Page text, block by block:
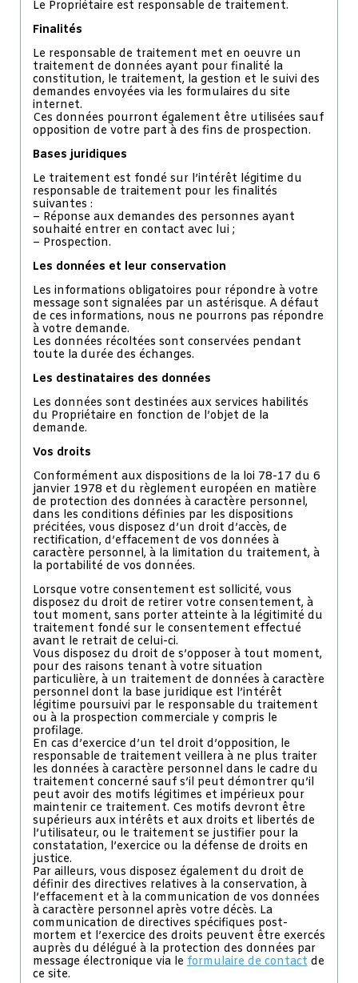
Le Propriétaire est responsable de traitement.
Finalités
Le responsable de traitement met en oeuvre un
traitement de données ayant pour finalité la
constitution, le traitement, la gestion et le suivi des
demandes envoyées via les formulaires du site
internet.
Ces données pourront également être utilisées sauf
opposition de votre part à des fins de prospection.
Bases juridiques
Le traitement est fondé sur l’intérêt légitime du
responsable de traitement pour les finalités
suivantes :
– Réponse aux demandes des personnes ayant
souhaité entrer en contact avec lui ;
– Prospection.
Les données et leur conservation
Les informations obligatoires pour répondre à votre
message sont signalées par un astérisque. A défaut
de ces informations, nous ne pourrons pas répondre
à votre demande.
Les données récoltées sont conservées pendant
toute la durée des échanges.
Les destinataires des données
Les données sont destinées aux services habilités
du Propriétaire en fonction de l’objet de la
demande.
Vos droits
Conformément aux dispositions de la loi 78-17 du 6
janvier 1978 et du règlement européen en matière
de protection des données à caractère personnel,
dans les conditions définies par les dispositions
précitées, vous disposez d’un droit d’accès, de
rectification, d’effacement de vos données à
caractère personnel, à la limitation du traitement, à
la portabilité de vos données.
Lorsque votre consentement est sollicité, vous
disposez du droit de retirer votre consentement, à
tout moment, sans porter atteinte à la légitimité du
traitement fondé sur le consentement effectué
avant le retrait de celui-ci.
Vous disposez du droit de s’opposer à tout moment,
pour des raisons tenant à votre situation
particulière, à un traitement de données à caractère
personnel dont la base juridique est l’intérêt
légitime poursuivi par le responsable du traitement
ou à la prospection commerciale y compris le
profilage.
En cas d’exercice d’un tel droit d’opposition, le
responsable de traitement veillera à ne plus traiter
les données à caractère personnel dans le cadre du
traitement concerné sauf s’il peut démontrer qu’il
peut avoir des motifs légitimes et impérieux pour
maintenir ce traitement. Ces motifs devront être
supérieurs aux intérêts et aux droits et libertés de
l’utilisateur, ou le traitement se justifier pour la
constatation, l’exercice ou la défense de droits en
justice.
Par ailleurs, vous disposez également du droit de
définir des directives relatives à la conservation, à
l’effacement et à la communication de vos données
à caractère personnel après votre décès. La
communication de directives spécifiques post-
mortem et l’exercice des droits peuvent être exercés
auprès du délégué à la protection des données par
message électronique via leformulaire de contactde
ce site.